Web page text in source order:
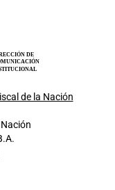
DE
de la Nación